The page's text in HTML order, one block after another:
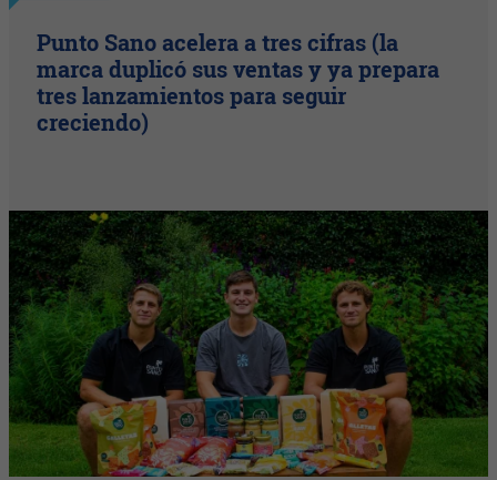
Punto Sano acelera a tres cifras (la
marca duplicó sus ventas y ya prepara
tres lanzamientos para seguir
creciendo)